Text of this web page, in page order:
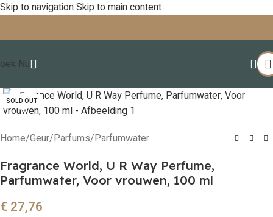
Skip to navigationSkip to main content
Nu
SOLD OUTClick to enlarge
Home/Geur/Parfums/Parfumwater
Fragrance World, U R Way Perfume,
Parfumwater, Voor vrouwen, 100 ml
€ 27,76